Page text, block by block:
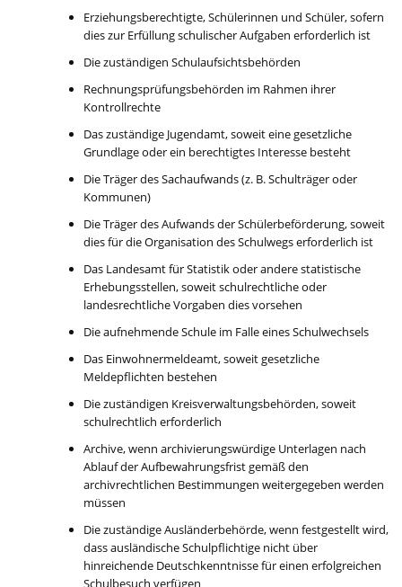
Erziehungsberechtigte, Schülerinnen und Schüler, sofern
dies zur Erfüllung schulischer Aufgaben erforderlich ist
Die zuständigen Schulaufsichtsbehörden
Rechnungsprüfungsbehörden im Rahmen ihrer
Kontrollrechte
Das zuständige Jugendamt, soweit eine gesetzliche
Grundlage oder ein berechtigtes Interesse besteht
Die Träger des Sachaufwands (z. B. Schulträger oder
Kommunen)
Die Träger des Aufwands der Schülerbeförderung, soweit
dies für die Organisation des Schulwegs erforderlich ist
Das Landesamt für Statistik oder andere statistische
Erhebungsstellen, soweit schulrechtliche oder
landesrechtliche Vorgaben dies vorsehen
Die aufnehmende Schule im Falle eines Schulwechsels
Das Einwohnermeldeamt, soweit gesetzliche
Meldepflichten bestehen
Die zuständigen Kreisverwaltungsbehörden, soweit
schulrechtlich erforderlich
Archive, wenn archivierungswürdige Unterlagen nach
Ablauf der Aufbewahrungsfrist gemäß den
archivrechtlichen Bestimmungen weitergegeben werden
müssen
Die zuständige Ausländerbehörde, wenn festgestellt wird,
dass ausländische Schulpflichtige nicht über
hinreichende Deutschkenntnisse für einen erfolgreichen